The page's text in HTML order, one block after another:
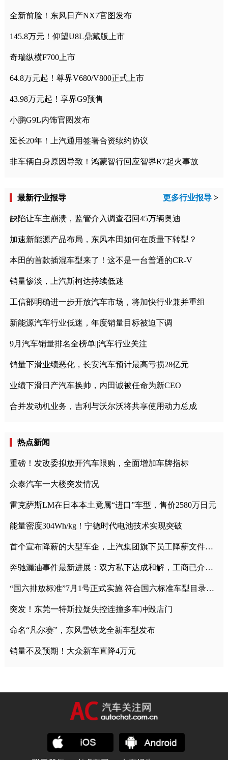
全新前脸！东风日产NX7官图发布
145.8万元！仰望U8L鼎藏版上市
奇瑞纵横F700上市
64.8万元起！尊界V680/V800正式上市
43.98万元起！享界G9预售
小鹏G9L内饰官图发布
延长20年！上汽通用签署合资续约协议
非车辆自身原因导致！鸿蒙智行回应智界R7起火事故
最新行业报导 更多行业报导 >
缺陷让车主崩溃，监管介入调查召回45万辆奥迪
加速新能源产品布局，东风本田如何在质量下转型？
本田的首款插混车型来了！这不是一台普通的CR-V
销量惨淡，上汽斯柯达持续低迷
工信部明确进一步开放汽车市场，将加快行业兼并重组
新能源汽车行业低迷，年度销量目标被迫下调
9月汽车销量排名全榜单||汽车行业关注
销量下滑业绩恶化，长安汽车预计最高亏损28亿元
业绩下滑日产汽车换帅，内田诚被任命为新CEO
合并发动机业务，吉利与沃尔沃将共享使用动力总成
热点新闻
重磅！发改委拟放开汽车限购，全面增加车牌指标
众泰汽车一大楼突发情况
雷克萨斯LM在日本本土竟属“进口”车型，售价2580万日元
能量密度304Wh/kg！宁德时代电池技术实现突破
首个宣布降薪的大型车企，上汽集团旗下员工降薪文件曝光
奔驰漏油事件最新进展：双方私下达成和解，工商已介入调查
“国六排放标准”7月1号正式实施 符合国六标准车型目录一览
突发！东莞一特斯拉疑失控连撞多车冲毁店门
命名“凡尔赛”，东风雪铁龙全新车型发布
销量不及预期！大众新车直降4万元